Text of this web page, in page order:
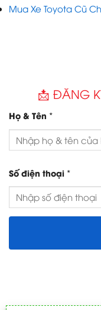
Mua Xe Toyota Cũ
📩 ĐĂNG
Họ & Tên *
Số điện thoại *